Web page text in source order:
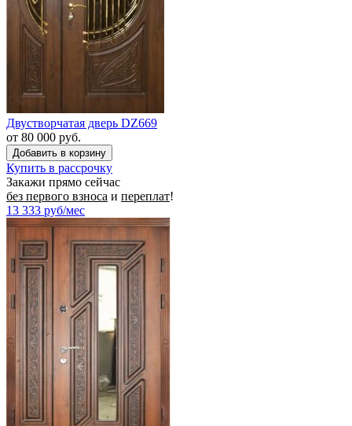
Двустворчатая дверь DZ669
от 80 000 руб.
Купить в рассрочку
Закажи прямо сейчас
без первого взноса и переплат!
13 333 руб/мес